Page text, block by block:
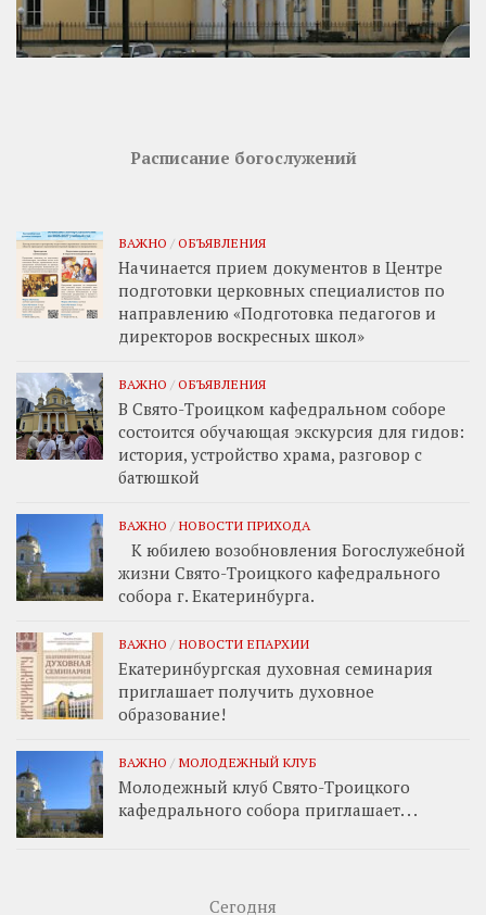
Расписание богослужений
ВАЖНО / ОБЪЯВЛЕНИЯ
Начинается прием документов в Центре
подготовки церковных специалистов по
направлению «Подготовка педагогов и
директоров воскресных школ»
ВАЖНО / ОБЪЯВЛЕНИЯ
В Свято-Троицком кафедральном соборе
состоится обучающая экскурсия для гидов:
история, устройство храма, разговор с
батюшкой
ВАЖНО / НОВОСТИ ПРИХОДА
К юбилею возобновления Богослужебной
жизни Свято-Троицкого кафедрального
собора г. Екатеринбурга.
ВАЖНО / НОВОСТИ ЕПАРХИИ
Екатеринбургская духовная семинария
приглашает получить духовное
образование!
ВАЖНО / МОЛОДЕЖНЫЙ КЛУБ
Молодежный клуб Свято-Троицкого
кафедрального собора приглашает. . .
Сегодня